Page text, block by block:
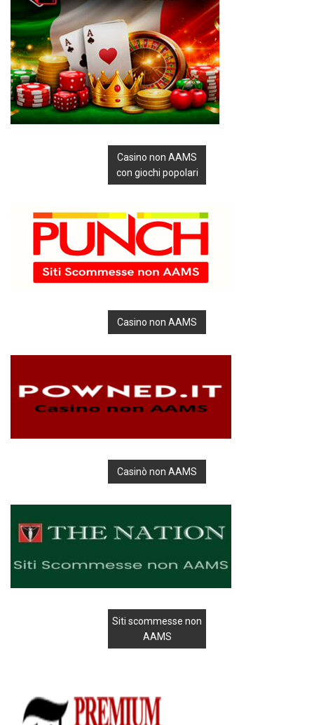
Casino non AAMS
con giochi popolari
Casino non AAMS
Casinò non AAMS
Siti scommesse non
AAMS